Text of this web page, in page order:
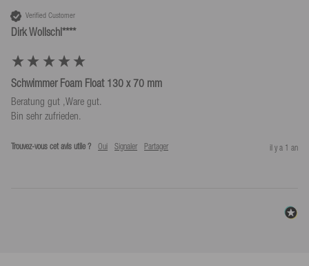
Verified Customer
Dirk Wollschl****
Schwimmer Foam Float 130 x 70 mm
Beratung gut ,Ware gut.
Bin sehr zufrieden.
Trouvez-vous cet avis utile ? Oui Signaler Partager il y a 1 an